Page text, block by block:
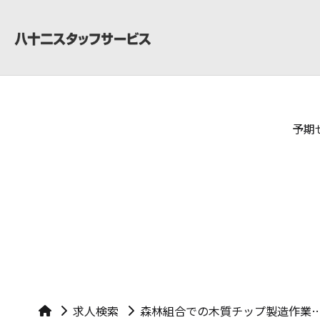
予期
求人検索 森林組合での木質チップ製造作業／憧れの北アルプスの麓、雄大